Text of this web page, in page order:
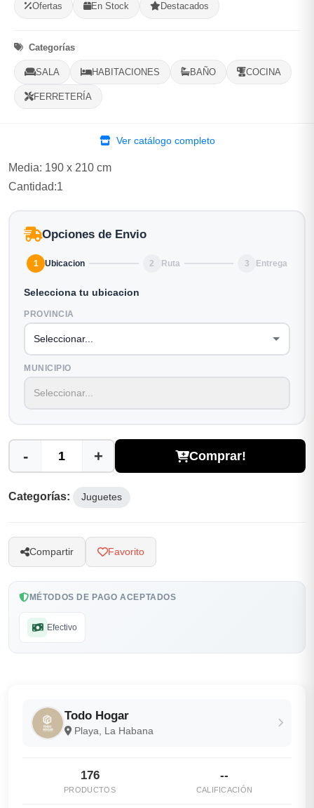
Ofertas En Stock Destacados
Categorías
SALA HABITACIONES BAÑO COCINA
FERRETERÍA
Ver catálogo completo
En Stock, 1 Disponibles
Listo para Entregar
suave al tacto y alta cobertura
Media: 190 x 210 cm
Cantidad:1
Opciones de Envio
1 Ubicacion 2 Ruta 3 Entrega
Selecciona tu ubicacion
PROVINCIA
MUNICIPIO
- + Comprar!
Categorías: Juguetes
Compartir Favorito
MÉTODOS DE PAGO ACEPTADOS
Efectivo
Todo Hogar
Playa, La Habana
176
PRODUCTOS
--
CALIFICACIÓN